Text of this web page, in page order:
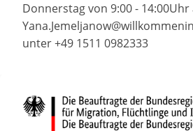
Donnerstag von 9:00 - 14:00Uhr
unter +49 1511 0982333